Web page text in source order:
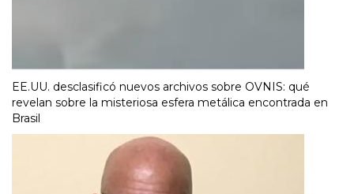
EE.UU. desclasificó nuevos archivos sobre OVNIS: qué
revelan sobre la misteriosa esfera metálica encontrada en
Brasil